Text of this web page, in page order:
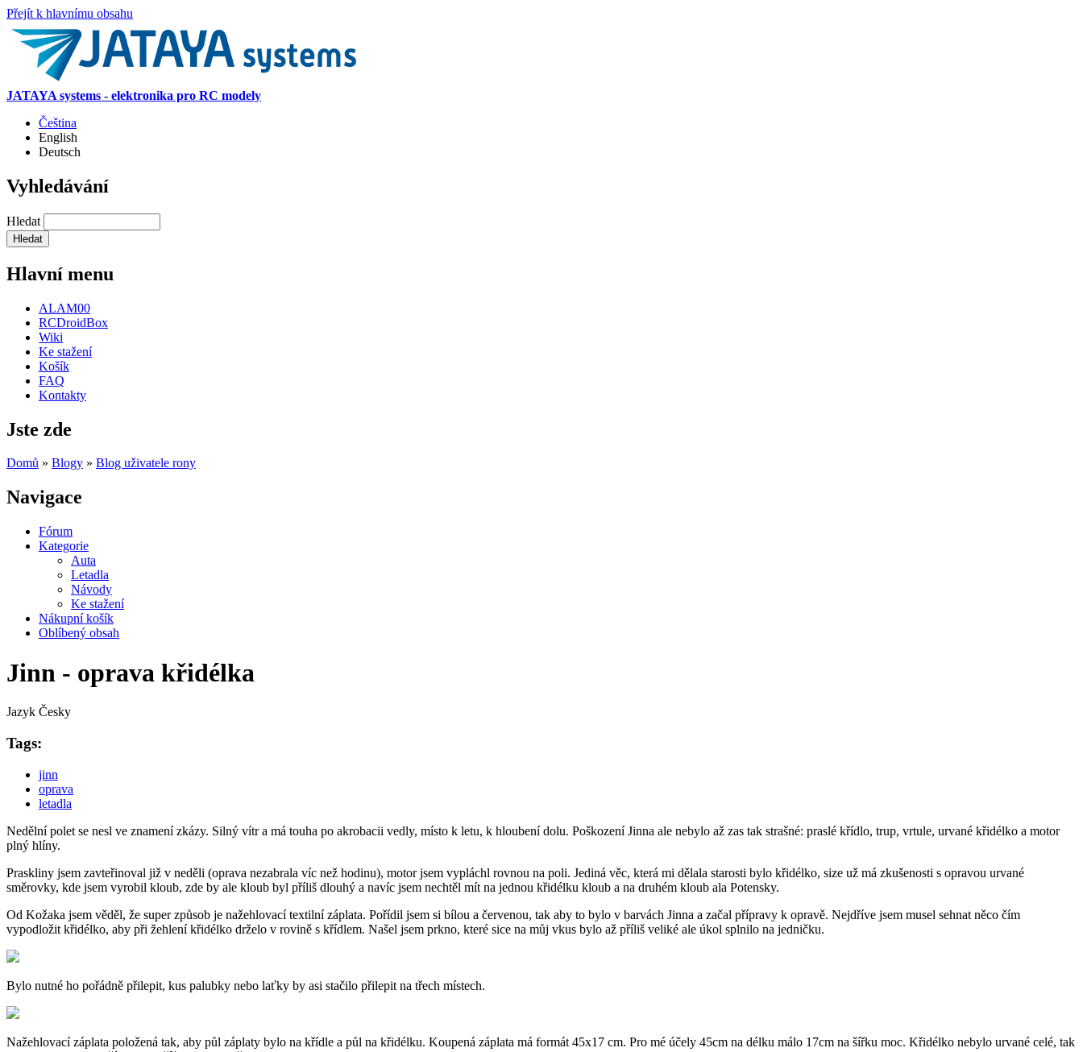
Přejít k hlavnímu obsahu
JATAYA systems - elektronika pro RC modely
Čeština
English
Deutsch
Vyhledávání
Hledat
Hlavní menu
ALAM00
RCDroidBox
Wiki
Ke stažení
Košík
FAQ
Kontakty
Jste zde
Domů » Blogy » Blog uživatele rony
Navigace
Fórum
Kategorie
Auta
Letadla
Návody
Ke stažení
Nákupní košík
Oblíbený obsah
Jinn - oprava křidélka
Jazyk Česky
Tags:
jinn
oprava
letadla
Nedělní polet se nesl ve znamení zkázy. Silný vítr a má touha po akrobacii vedly, místo k letu, k hloubení dolu. Poškození Jinna ale nebylo až zas tak strašné: praslé křídlo, trup, vrtule, urvané křidélko a motor
plný hlíny.
Praskliny jsem zavteřinoval již v neděli (oprava nezabrala víc než hodinu), motor jsem vypláchl rovnou na poli. Jediná věc, která mi dělala starosti bylo křidélko, size už má zkušenosti s opravou urvané
směrovky, kde jsem vyrobil kloub, zde by ale kloub byl příliš dlouhý a navíc jsem nechtěl mít na jednou křidélku kloub a na druhém kloub ala Potensky.
Od Kožaka jsem věděl, že super způsob je nažehlovací textilní záplata. Pořídil jsem si bílou a červenou, tak aby to bylo v barvách Jinna a začal přípravy k opravě. Nejdříve jsem musel sehnat něco čím
vypodložit křidélko, aby při žehlení křidélko drželo v rovině s křídlem. Našel jsem prkno, které sice na můj vkus bylo až příliš veliké ale úkol splnilo na jedničku.
Bylo nutné ho pořádně přilepit, kus palubky nebo laťky by asi stačilo přilepit na třech místech.
Nažehlovací záplata položená tak, aby půl záplaty bylo na křídle a půl na křidélku. Koupená záplata má formát 45x17 cm. Pro mé účely 45cm na délku málo 17cm na šířku moc. Křidélko nebylo urvané celé, tak